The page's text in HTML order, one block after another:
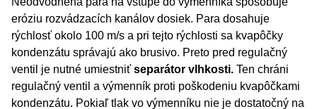
eróziu rozvádzacích kanálov dosiek. Para dosahuje
rýchlosť okolo 100 m/s a pri tejto rýchlosti sa kvapôčky
kondenzátu správajú ako brusivo. Preto pred regulačný
ventil je nutné umiestniť separátor vlhkosti. Ten chráni
regulačný ventil a výmenník proti poškodeniu kvapôčkami
kondenzátu. Pokiaľ tlak vo výmenníku nie je dostatočný na